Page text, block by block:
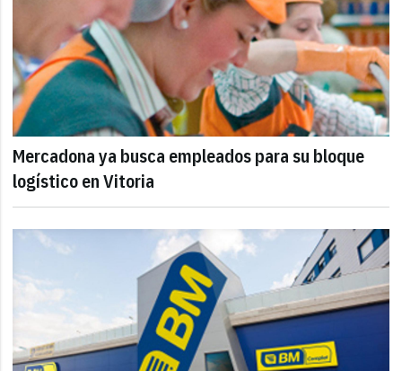
Mercadona ya busca empleados para su bloque
logístico en Vitoria